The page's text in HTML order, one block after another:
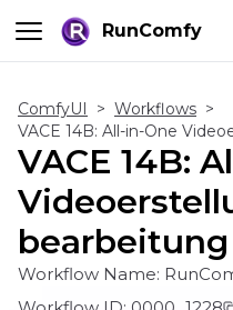
RunComfy
ComfyUI > Workflows >
VACE 14B: All-in-One
VACE 14B:
bearbeitung
Workflow Name: